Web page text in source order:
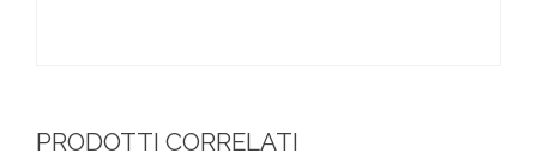
PRODOTTI CORRELATI